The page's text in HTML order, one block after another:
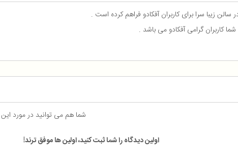
کاربران گرامی آفکادو می باشد .
شما هم می توانید در مورد
اولین دیدگاه را شما ثبت کنید، اولین ها موفق ترند!